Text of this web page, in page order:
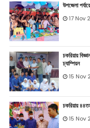
উপজেলা
17 Nov
চকরিয়ায়
চ্যাম্পিয়ন
15 Nov
চকরিয়ায়
15 Nov